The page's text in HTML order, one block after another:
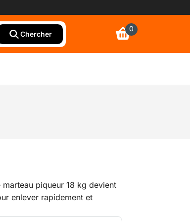
Chercher
0
piqueur 18 kg devient
enlever rapidement et